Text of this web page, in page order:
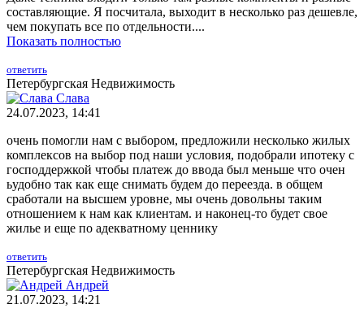
составляющие. Я посчитала, выходит в несколько раз дешевле,
чем покупать все по отдельности....
Показать полностью
ответить
Петербургская Недвижимость
Слава
24.07.2023, 14:41
очень помогли нам с выбором, предложили несколько жилых
комплексов на выбор под наши условия, подобрали ипотеку с
господдержкой чтобы платеж до ввода был меньше что очен
ьудобно так как еще снимать будем до переезда. в общем
сработали на высшем уровне, мы очень довольны таким
отношением к нам как клиентам. и наконец-то будет свое
жилье и еще по адекватному ценнику
ответить
Петербургская Недвижимость
Андрей
21.07.2023, 14:21